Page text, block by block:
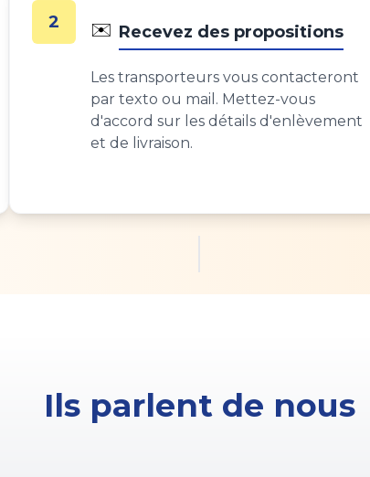
2 ✉️ Recevez des propositions
Les transporteurs vous contacteront
par texto ou mail. Mettez-vous
d'accord sur les détails d'enlèvement
et de livraison.
Ils parlent de nous